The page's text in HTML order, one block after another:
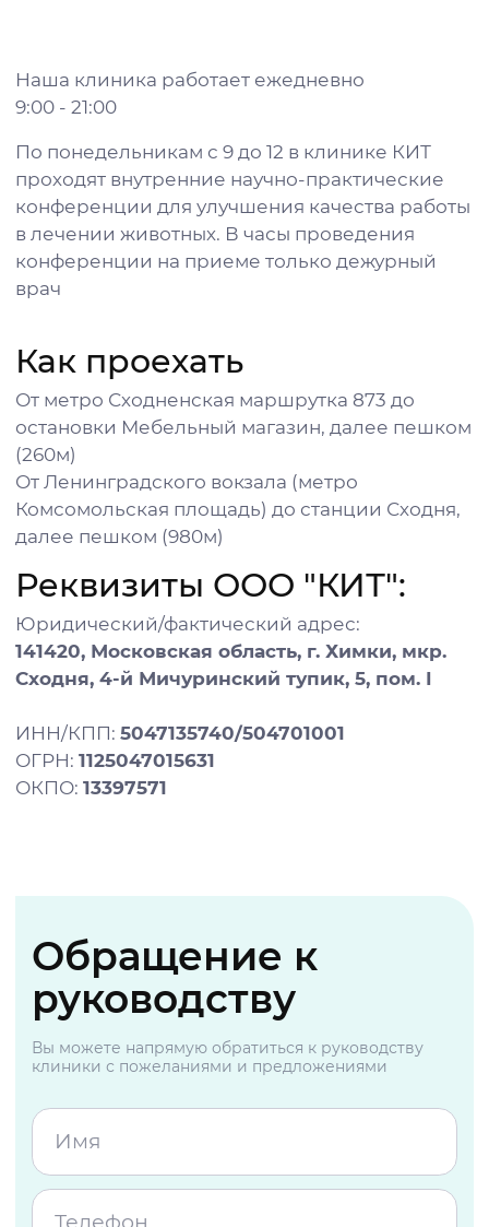
Наша клиника работает ежедневно
9:00 - 21:00
По понедельникам с 9 до 12 в клинике КИТ
проходят внутренние научно-практические
конференции для улучшения качества работы
в лечении животных. В часы проведения
конференции на приеме только дежурный
врач
Как проехать
От метро Сходненская маршрутка 873 до
остановки Мебельный магазин, далее пешком
(260м)
От Ленинградского вокзала (метро
Комсомольская площадь) до станции Сходня,
далее пешком (980м)
Реквизиты ООО "КИТ":
Юридический/фактический адрес:
141420, Московская область, г. Химки, мкр.
Сходня,4-й Мичуринский тупик, 5, пом. I
ИНН/КПП:5047135740/504701001
ОГРН:1125047015631
ОКПО:13397571
Обращение к
руководству
Вы можете напрямую обратиться к руководству
клиники с пожеланиями и предложениями